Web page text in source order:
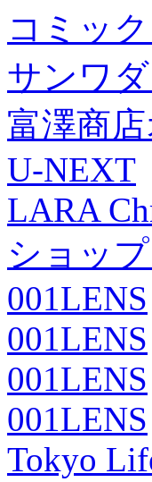
コミッ
サンワ
富澤商
U-NEXT
LARA
ショッ
001LENS
001LENS
001LENS
001LENS
Tokyo